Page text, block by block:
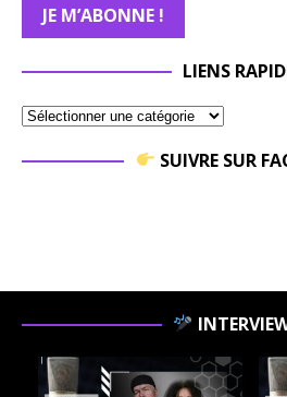
LIENS
SUIVRE SUR